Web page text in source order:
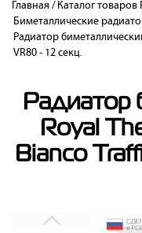
Решения
Главная / Каталог
Биметаллические
Радиатор
VR80 - 12 секц.
Радиатор
Royal
Bianco